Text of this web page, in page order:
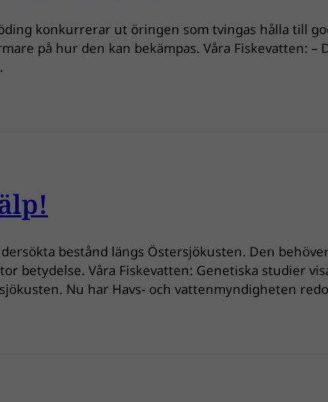
konkurrerar ut öringen som tvingas hålla till
på hur den kan bekämpas. Våra Fiskevatten: –
bestånd längs Östersjökusten. Den
betydelse. Våra Fiskevatten: Genetiska studier
Nu har Havs- och vattenmyndigheten